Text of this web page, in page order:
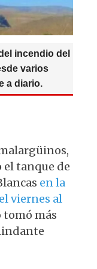
incendio del
varios
a diario.
el tanque de
en la
viernes al
tomó más